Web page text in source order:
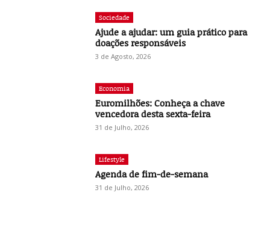
Sociedade
Ajude a ajudar: um guia prático para
doações responsáveis
3 de Agosto, 2026
Economia
Euromilhões: Conheça a chave
vencedora desta sexta-feira
31 de Julho, 2026
Lifestyle
Agenda de fim-de-semana
31 de Julho, 2026